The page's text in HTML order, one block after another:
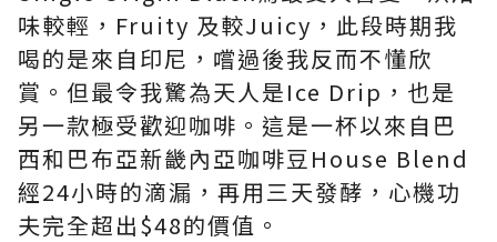
味較輕，Fruity 及較Juicy，此段時期我
喝的是來自印尼，嚐過後我反而不懂欣
賞。但最令我驚為天人是Ice Drip，也是
另一款極受歡迎咖啡。這是一杯以來自巴
西和 巴布亞新畿內亞咖啡豆House Blend
經24小時的滴漏，再用三天發酵，心機功
夫完全超出$48的價值。